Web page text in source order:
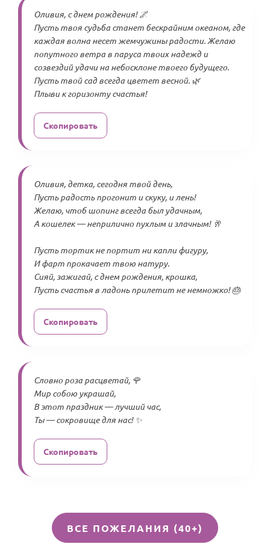
Оливия, с днем рождения! 🌌
Пусть твоя судьба станет бескрайним океаном, где
каждая волна несет жемчужины радости. Желаю
попутного ветра в паруса твоих надежд и
созвездий удачи на небосклоне твоего будущего.
Пусть твой сад всегда цветет весной. 🌿
Плыви к горизонту счастья!
Скопировать
Оливия, детка, сегодня твой день,
Пусть радость прогонит и скуку, и лень!
Желаю, чтоб шопинг всегда был удачным,
А кошелек — неприлично пухлым и злачным! 🥂
Пусть тортик не портит ни капли фигуру,
И фарт прокачает твою натуру.
Сияй, зажигай, с днем рождения, крошка,
Пусть счастья в ладонь прилетит не немножко! 🎂
Скопировать
Словно роза расцветай, 🌹
Мир собою украшай,
В этот праздник — лучший час,
Ты — сокровище для нас! ✨
Скопировать
ВСЕ ПОЖЕЛАНИЯ (40+)